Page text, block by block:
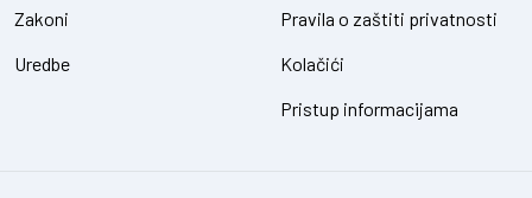
Zakoni
Uredbe
Pravila o zaštiti privatnosti
Kolačići
Pristup informacijama